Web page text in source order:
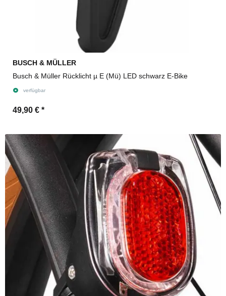
BUSCH & MÜLLER
Busch & Müller Rücklicht µ E (Mü) LED schwarz E-Bike
verfügbar
49,90 € *